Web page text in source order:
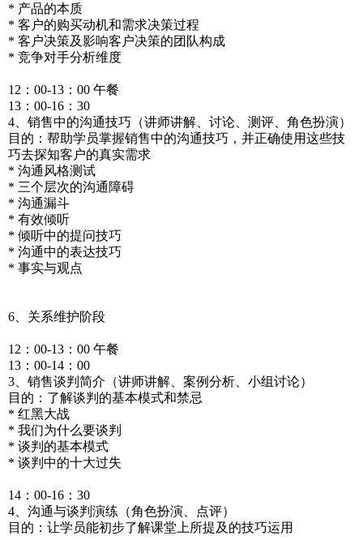
* 产品的本质
* 客户的购买动机和需求决策过程
* 客户决策及影响客户决策的团队构成
* 竞争对手分析维度
12：00-13：00 午餐
13：00-16：30
4、销售中的沟通技巧（讲师讲解、讨论、测评、角色扮演）
目的：帮助学员掌握销售中的沟通技巧，并正确使用这些技
巧去探知客户的真实需求
* 沟通风格测试
* 三个层次的沟通障碍
* 沟通漏斗
* 有效倾听
* 倾听中的提问技巧
* 沟通中的表达技巧
* 事实与观点
6、关系维护阶段
12：00-13：00 午餐
13：00-14：00
3、销售谈判简介（讲师讲解、案例分析、小组讨论）
目的：了解谈判的基本模式和禁忌
* 红黑大战
* 我们为什么要谈判
* 谈判的基本模式
* 谈判中的十大过失
14：00-16：30
4、沟通与谈判演练（角色扮演、点评）
目的：让学员能初步了解课堂上所提及的技巧运用